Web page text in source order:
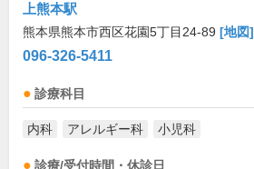
上熊本駅
熊本県熊本市西区花園5丁目24-89 [地図]
096-326-5411
診療科目
内科 アレルギー科 小児科
診療/受付時間・休診日